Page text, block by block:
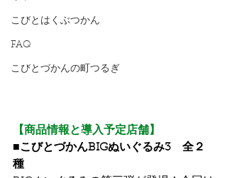
こびとはくぶつかん
FAQ
こびとづかんの町つるぎ
【商品情報と導入予定店舗】
■こびとづかんBIGぬいぐるみ3　全２
種